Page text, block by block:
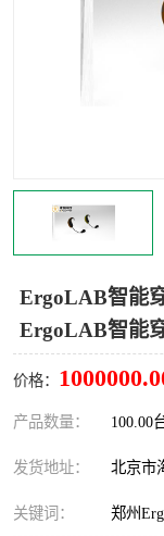
ErgoLAB智能
ErgoLAB智能
价格：
产品数量： 100.00
发货地址： 北京市
关键词： 郑州
神经营销与消